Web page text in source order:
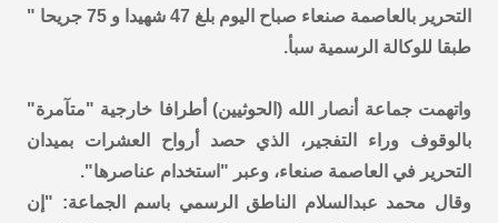
التحرير بالعاصمة صنعاء صباح اليوم بلغ 47 شهيدا و 75 جريحا "
طبقا للوكالة الرسمية سبأ.
واتهمت جماعة أنصار الله (الحوثيين) أطرافا خارجية "متآمرة"
بالوقوف وراء التفجير، الذي حصد أرواح العشرات بميدان
التحرير في العاصمة صنعاء، وعبر "استخدام عناصرها".
وقال محمد عبدالسلام الناطق الرسمي باسم الجماعة: "إن